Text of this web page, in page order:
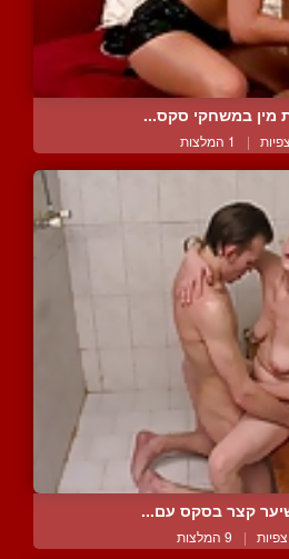
מין במשחקי סקס...
| 1 המלצות
קצר בסקס עם...
| 9 המלצות